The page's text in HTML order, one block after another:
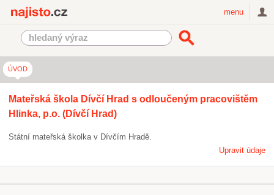
menu
ÚVOD
Mateřská škola Dívčí Hrad s odloučeným pracovištěm
Hlinka, p.o. (Dívčí Hrad)
Státní mateřská školka v Dívčím Hradě.
Upravit údaje